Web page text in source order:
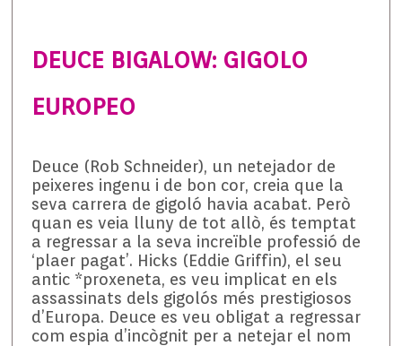
DEUCE BIGALOW: GIGOLO
EUROPEO
Deuce (Rob Schneider), un netejador de
peixeres ingenu i de bon cor, creia que la
seva carrera de gigoló havia acabat. Però
quan es veia lluny de tot allò, és temptat
a regressar a la seva increïble professió de
‘plaer pagat’. Hicks (Eddie Griffin), el seu
antic *proxeneta, es veu implicat en els
assassinats dels gigolós més prestigiosos
d’Europa. Deuce es veu obligat a regressar
com espia d’incògnit per a netejar el nom